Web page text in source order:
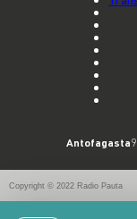
Antofagasta
Copyright © 2022 Radio Pauta